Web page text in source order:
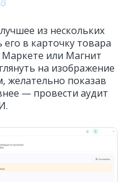
из нескольких
в карточку товара
Маркете или Магнит
на изображение
желательно показав
— провести аудит